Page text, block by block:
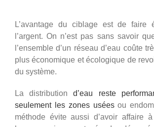
L’avantage du ciblage est de faire
l’argent. On n’est pas sans savoir
l’ensemble d’un réseau d’eau coûte
plus économique et écologique de
du système.
La distributiond’eau reste
seulement les zones uséesou
méthode évite aussi d’avoir affaire